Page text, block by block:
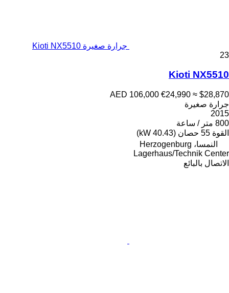
جرارة صغيرة Kioti NX5510
23
Kioti NX5510
AED 106,000 €24,990 ≈ $28,870
جرارة صغيرة
2015
800 متر / ساعة
القوة 55 حصان (40.43 kW)
النمسا، Herzogenburg
Lagerhaus/Technik Center
الاتصال بالبائع